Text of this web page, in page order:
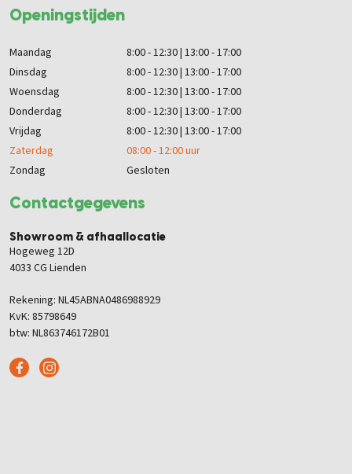
Contactgegevens
Showroom & afhaallocatie
Hogeweg 12D
4033 CG Lienden
Rekening: NL45ABNA0486988929
KvK: 85798649
btw: NL863746172B01
Openingstijden
Maandag
8:00 - 12:30 | 13:00 - 17:00
Dinsdag
8:00 - 12:30 | 13:00 - 17:00
Woensdag
8:00 - 12:30 | 13:00 - 17:00
Donderdag
8:00 - 12:30 | 13:00 - 17:00
Vrijdag
8:00 - 12:30 | 13:00 - 17:00
Zaterdag
08:00 - 12:00 uur
Zondag
Gesloten